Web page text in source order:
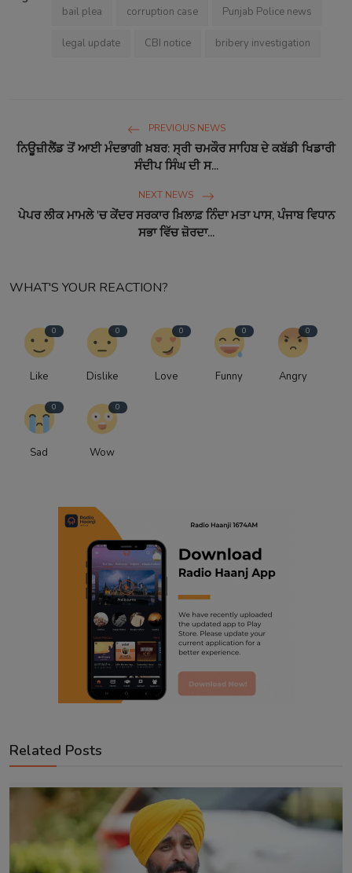
bail plea corruption case Punjab Police news
legal update CBI notice bribery investigation
PREVIOUS NEWS
ਨਿਊਜ਼ੀਲੈਂਡ ਤੋਂ ਆਈ ਮੰਦਭਾਗੀ ਖ਼ਬਰ: ਸ੍ਰੀ ਚਮਕੌਰ ਸਾਹਿਬ ਦੇ ਕਬੱਡੀ ਖਿਡਾਰੀ
ਸੰਦੀਪ ਸਿੰਘ ਦੀ ਸ...
NEXT NEWS
ਪੇਪਰ ਲੀਕ ਮਾਮਲੇ 'ਚ ਕੇਂਦਰ ਸਰਕਾਰ ਖ਼ਿਲਾਫ਼ ਨਿੰਦਾ ਮਤਾ ਪਾਸ, ਪੰਜਾਬ ਵਿਧਾਨ
ਸਭਾ ਵਿੱਚ ਜ਼ੋਰਦਾ...
WHAT'S YOUR REACTION?
0
Like
0
Dislike
0
Love
0
Funny
0
Angry
0
Sad
0
Wow
Related Posts